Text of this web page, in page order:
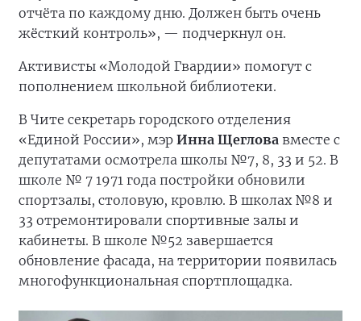
отчёта по каждому дню. Должен быть очень
жёсткий контроль», — подчеркнул он.
Активисты «Молодой Гвардии» помогут с
пополнением школьной библиотеки.
В Чите секретарь городского отделения
«Единой России», мэр Инна Щеглова вместе с
депутатами осмотрела школы №7, 8, 33 и 52. В
школе № 7 1971 года постройки обновили
спортзалы, столовую, кровлю. В школах №8 и
33 отремонтировали спортивные залы и
кабинеты. В школе №52 завершается
обновление фасада, на территории появилась
многофункциональная спортплощадка.